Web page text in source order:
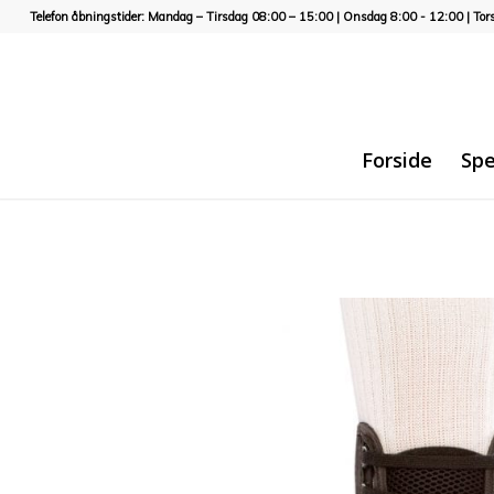
Telefon åbningstider: Mandag – Tirsdag 08:00 – 15:00 | Onsdag 8:00 - 12:00 |
Forside